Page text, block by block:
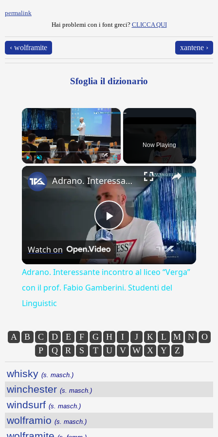
permalink
Hai problemi con i font greci? CLICCA QUI
‹ wolframite xantene ›
Sfoglia il dizionario
×
Now Playing
×
Play
Video
Adrano. Interessante incontro al liceo “Verga” con il prof. Fabio Gamberini. Studenti del Linguistic
Watch on
Adrano. Interessante incontro al liceo “Verga”
con il prof. Fabio Gamberini. Studenti del
Linguistic
A B C D E F G H I J K L M N
O
P
Q R S T U V W X Y Z
whisky (s. masch.)
winchester (s. masch.)
windsurf (s. masch.)
wolframio (s. masch.)